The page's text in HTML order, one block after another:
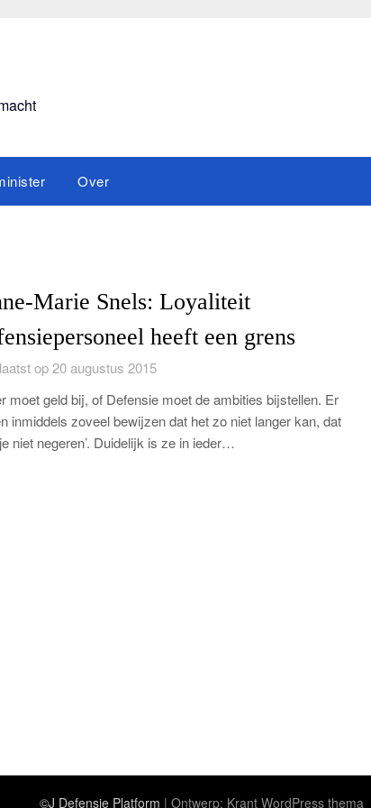
Over
Marie Snels: Loyaliteit
heeft een grens
op 20 augustus 2015
moet geld bij, of Defensie moet de ambities bijstellen. Er
inmiddels zoveel bewijzen dat het zo niet langer kan, dat
niet negeren’. Duidelijk is ze in ieder…
©J Defensie Platform | Ontwerp: Krant WordPress thema